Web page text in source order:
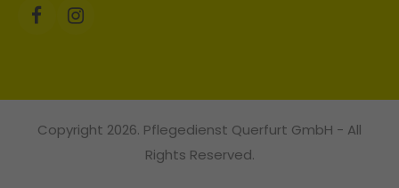
Copyright 2026. Pflegedienst Querfurt GmbH - All
Rights Reserved.